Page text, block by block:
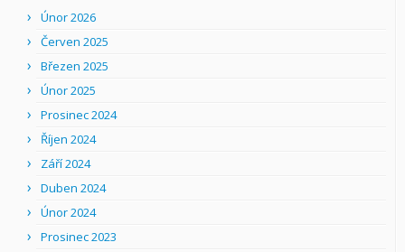
Únor 2026
Červen 2025
Březen 2025
Únor 2025
Prosinec 2024
Říjen 2024
Září 2024
Duben 2024
Únor 2024
Prosinec 2023